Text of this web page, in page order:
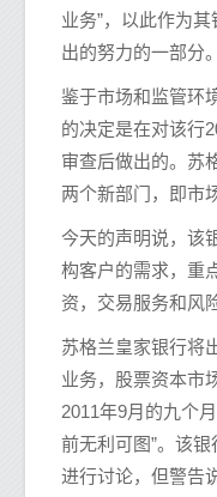
业务”，以此作为
出的努力的一部分
鉴于市场和监管环
的决定是在对该行
审查后做出的。苏
两个新部门，即市
今天的声明说，该
构客户的需求，重
资，交易服务和风
苏格兰皇家银行将
业务，股票资本市
2011年9月的九个
前无利可图”。该
进行讨论，但警告